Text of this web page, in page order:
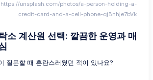
unsplash.com/photos/a-person-holding-a-
credit-card-and-a-cell-phone-qjBnhje7bVk
소 계산원 선택: 깔끔한 운영과 매
질문할 때 혼란스러웠던 적이 있나요?